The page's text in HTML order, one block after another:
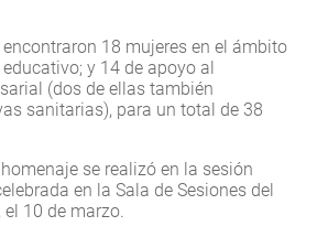
18 mujeres en el ámbito
y 14 de apoyo al
(dos de ellas también
sanitarias), para un total de 38
se realizó en la sesión
en la Sala de Sesiones del
10 de marzo.